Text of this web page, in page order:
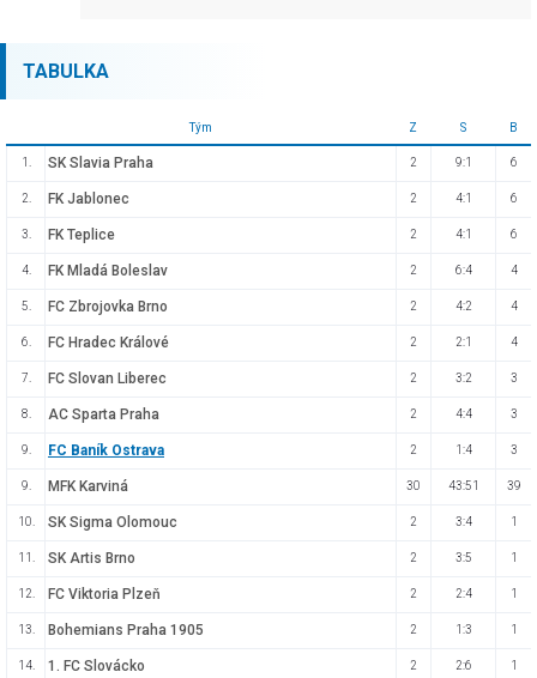
TABULKA
Tým Z S B
1. SK Slavia Praha 2 9:1 6
2. FK Jablonec 2 4:1 6
3. FK Teplice 2 4:1 6
4. FK Mladá Boleslav 2 6:4 4
5. FC Zbrojovka Brno 2 4:2 4
6. FC Hradec Králové 2 2:1 4
7. FC Slovan Liberec 2 3:2 3
8. AC Sparta Praha 2 4:4 3
9. FC Baník Ostrava 2 1:4 3
9. MFK Karviná 30 43:51 39
10. SK Sigma Olomouc 2 3:4 1
11. SK Artis Brno 2 3:5 1
12. FC Viktoria Plzeň 2 2:4 1
13. Bohemians Praha 1905 2 1:3 1
14. 1. FC Slovácko 2 2:6 1